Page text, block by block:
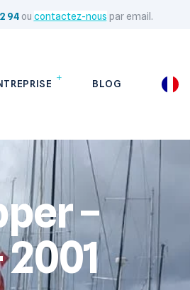
94 ou contactez-nous par email.
BLOG
–